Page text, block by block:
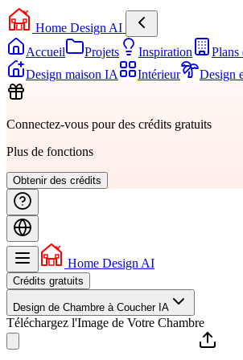
Home Design AI
Accueil
Projets Inspiration
Plans
Design maison IA
Intérieur Design
Connectez-vous pour des crédits gratuits
Plus de fonctions
Obtenir des crédits
Home Design AI
Crédits gratuits
Design de Chambre à Coucher IA
Téléchargez l'Image de Votre Chambre